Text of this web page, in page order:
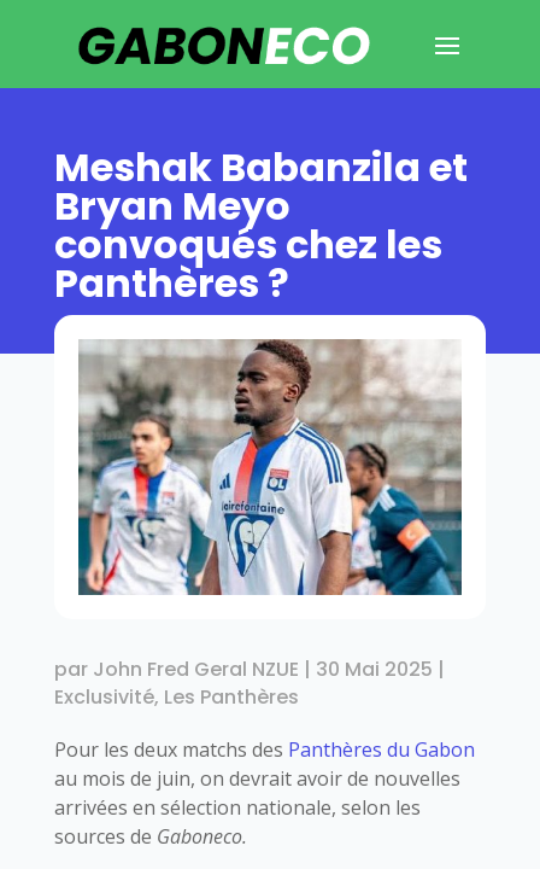
Meshak Babanzila et
Bryan Meyo
convoqués chez les
Panthères ?
par John Fred Geral NZUE | 30 Mai 2025 |
Exclusivité, Les Panthères
Pour les deux matchs des Panthères du Gabon
au mois de juin, on devrait avoir de nouvelles
arrivées en sélection nationale, selon les
sources de Gaboneco.